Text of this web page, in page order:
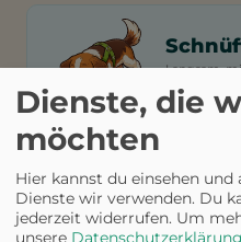
Langsam,
Dienste, die
möchten
Hier kannst du einsehen und
Dienste wir verwenden. Du
jederzeit widerrufen. Um
unsere Datenschutzerklärung